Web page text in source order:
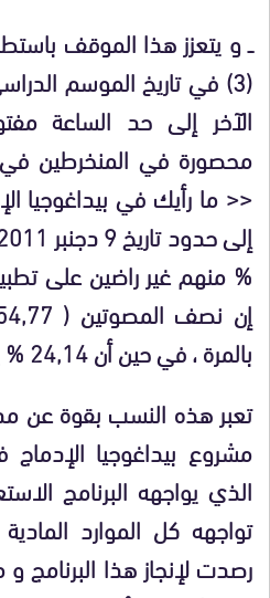
ــو يتعزز هذا الموقف
(3)
في تاريخ الموسم
الآخر إلى حد الساعة
محصورة في المنخرطين
<< ما رأيك في بيداغوجيا
% منهم غير راضين على
بالمرة ، في حين أن 24,14 % يطالبون بمراجعتها
تعبر هذه النسب بقوة عن
مشروع بيداغوجيا
الذي يواجهه البرنامج
تواجهه كل الموارد
رصدت لإنجاز هذا